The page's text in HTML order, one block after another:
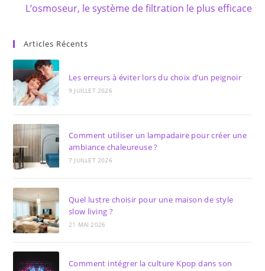
L’osmoseur, le système de filtration le plus efficace
Articles Récents
Les erreurs à éviter lors du choix d’un peignoir
9 JUILLET 2026
Comment utiliser un lampadaire pour créer une
ambiance chaleureuse ?
7 JUILLET 2026
Quel lustre choisir pour une maison de style
slow living ?
21 MAI 2026
Comment intégrer la culture Kpop dans son